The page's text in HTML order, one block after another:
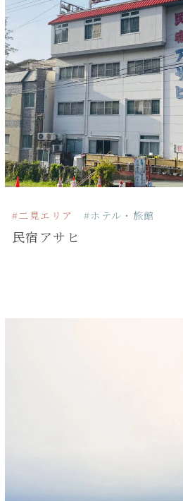
#二見エリア #ホテル・旅館
民宿アサヒ